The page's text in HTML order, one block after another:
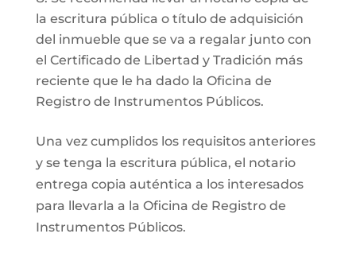
la escritura pública o título de adquisición
del inmueble que se va a regalar junto con
el Certificado de Libertad y Tradición más
reciente que le ha dado la Oficina de
Registro de Instrumentos Públicos.
Una vez cumplidos los requisitos anteriores
y se tenga la escritura pública, el notario
entrega copia auténtica a los interesados
para llevarla a la Oficina de Registro de
Instrumentos Públicos.